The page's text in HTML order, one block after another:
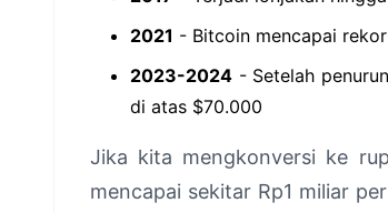
2021 - Bitcoin mencapai
2023-2024 - Setelah
di atas $70.000
Jika kita mengkonversi ke
mencapai sekitar Rp1 miliar